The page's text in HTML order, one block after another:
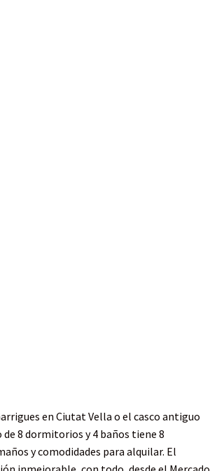
en Ciutat Vella o el casco antiguo
8 dormitorios y 4 baños tiene 8
y comodidades para alquilar. El